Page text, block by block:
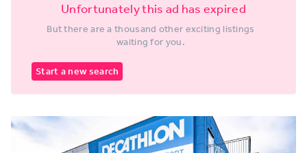
Unfortunately this ad has expired
But there are a thousand other exciting listings
waiting for you.
Start a new search